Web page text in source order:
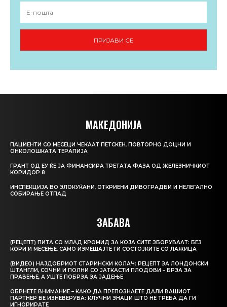
ПРИЈАВИ СЕ
МАКЕДОНИЈА
ПАЦИЕНТИ СО МЕСЕЦИ ЧЕКААТ ПЕТСКЕН, ПОВТОРНО ДОЦНИ И
ОНКОЛОШКАТА ТЕРАПИЈА
ГРАНТ ОД ЕУ ЌЕ ЈА ФИНАНСИРА ТРЕТАТА ФАЗА ОД ЖЕЛЕЗНИЧКИОТ
КОРИДОР 8
ИНСПЕКЦИЈА ВО ЗЛОКУЌАНИ, ОТКРИЕНИ ДИВОГРАДБИ И НЕЛЕГАЛНО
СОБИРАЊЕ ОТПАД
ЗАБАВА
(РЕЦЕПТ) ПИТА СО МЛАД КРОМИД ЗА КОЈА СИТЕ ЗБОРУВААТ: БЕЗ
КОРИ И МЕСЕЊЕ, САМО ИЗМЕШАЈТЕ ГИ СОСТОЈКИТЕ СО ЛАЖИЦА
(ВИДЕО) НАЈДОБРИОТ СТАРИНСКИ КОЛАЧ: РЕЦЕПТ ЗА ЛОНДОНСКИ
ШТАНГЛИ, СОЧНИ И ПОЛНИ СО ЈАТКАСТИ ПЛОДОВИ – БРЗА ЗА
ПРАВЕЊЕ, А УШТЕ ПОБРЗА ЗА ЈАДЕЊЕ
ОБРНЕТЕ ВНИМАНИЕ – КАКО ДА ПРЕПОЗНАЕТЕ ДАЛИ ВАШИОТ
ПАРТНЕР ВЕ ИЗНЕВЕРУВА: КЛУЧНИ ЗНАЦИ ШТО НЕ ТРЕБА ДА ГИ
ИГНОРИРАТЕ